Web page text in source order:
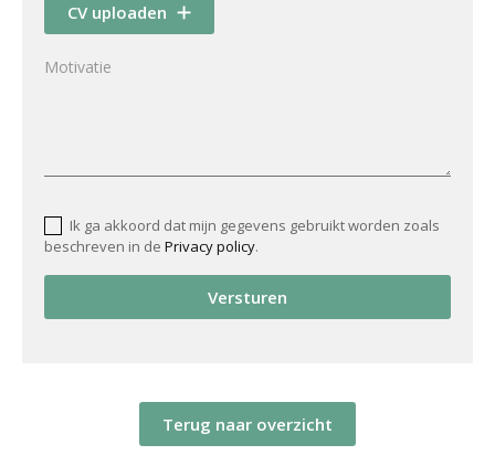
CV uploaden
Ik ga akkoord dat mijn gegevens gebruikt worden zoals
beschreven in de Privacy policy.
Versturen
Terug naar overzicht